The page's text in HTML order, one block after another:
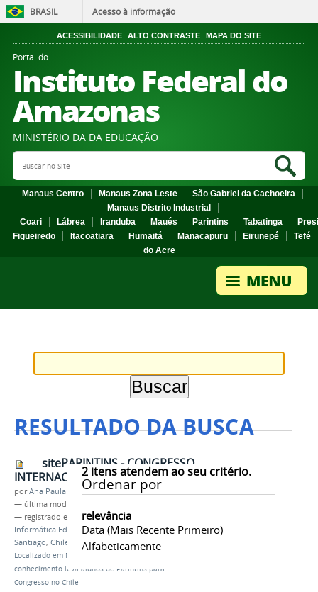
BRASIL Acesso à informação
ACESSIBILIDADE ALTO CONTRASTE MAPA DO SITE
Portal do
Instituto Federal do
Amazonas
MINISTÉRIO DA DA EDUCAÇÃO
Search Site
Manaus Centro Manaus Zona Leste
São Gabriel da Cachoeira
Manaus Distrito Industrial
Coari
Lábrea Iranduba Maués Parintins Tabatinga
Figueiredo
Itacoatiara Humaitá Manacapuru Eirunepé
Tefé
do Acre
RESULTADO DA BUSCA
2itens atendem ao seu critério.
Ordenar por
relevância
Data (mais Recente Primeiro)
Alfabeticamente
sitePARINTINS - CONGRESSO
INTERNACIONAL.png
porAna Paula Batista
— última modificação
— registrado em:
Congresso Internacional de
Informática Educativa,campus Parintins,
Santiago, Chile
Localizado em Notícias
conhecimento leva alunos de Parintins para
Congresso no Chile